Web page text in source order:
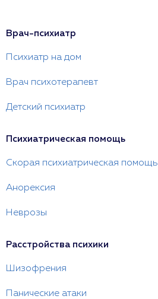
Врач-психиатр
Психиатр на дом
Врач психотерапевт
Детский психиатр
Психиатрическая помощь
Скорая психиатрическая помощь
Анорексия
Неврозы
Расстройства психики
Шизофрения
Панические атаки